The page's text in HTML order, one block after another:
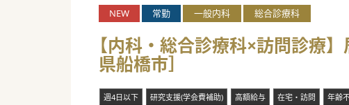
【具体的な業務内容】
■患者層は慢性疾患・認知症などから
＃秋入職可
NEW 常勤 一般内科 総合診療科
【内科・総合診療科×訪問診療
県船橋市］
週4日以下 研究支援(学会費補助) 高額給与 在宅・訪問 年齢